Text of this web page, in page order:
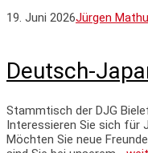
19. Juni 2026Jürgen
Deutsch-
Stammtisch der DJG
Interessieren Sie sich für
Möchten Sie neue